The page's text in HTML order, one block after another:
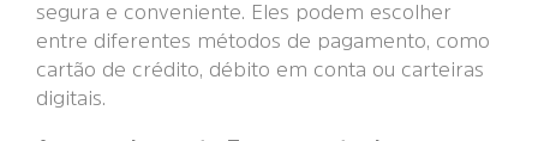
segura e conveniente. Eles podem escolher
entre diferentes métodos de pagamento, como
cartão de crédito, débito em conta ou carteiras
digitais.